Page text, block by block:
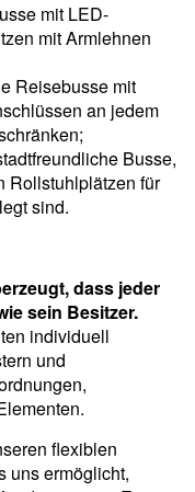
mit LED-
mit Armlehnen
Reisebusse mit
an jedem
Busse,
Rollstuhlplätzen für
sind.
dass jeder
sein Besitzer.
individuell
und
flexiblen
uns ermöglicht,